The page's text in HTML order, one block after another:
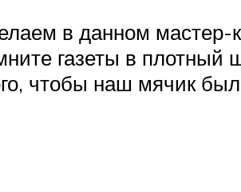
в данном мастер-
газеты в плотный
чтобы наш мячик